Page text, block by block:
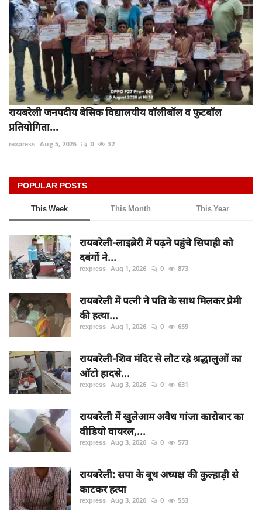
रायबरेली जनपदीय बेसिक विद्यालयीय वॉलीबॉल व फुटबॉल
प्रतियोगिता...
rexpress Aug 5, 2026 0 32
POPULAR POSTS
This Week This Month This Year
रायबरेली-लाइब्रेरी में पढ़ने पहुंचे सिपाही को
दबंगों ने...
rexpress Aug 1, 2026 0 873
रायबरेली में पत्नी ने पति के साथ मिलकर प्रेमी
की हत्या...
rexpress Aug 1, 2026 0 659
रायबरेली-शिव मंदिर से लौट रहे श्रद्धालुओं का
ऑटो हादसे...
rexpress Aug 3, 2026 0 631
रायबरेली में खुलेआम अवैध गांजा कारोबार का
वीडियो वायरल,...
rexpress Aug 3, 2026 0 573
रायबरेली: सपा के बूथ अध्यक्ष की कुल्हाड़ी से
काटकर हत्या
rexpress Aug 3, 2026 0 553